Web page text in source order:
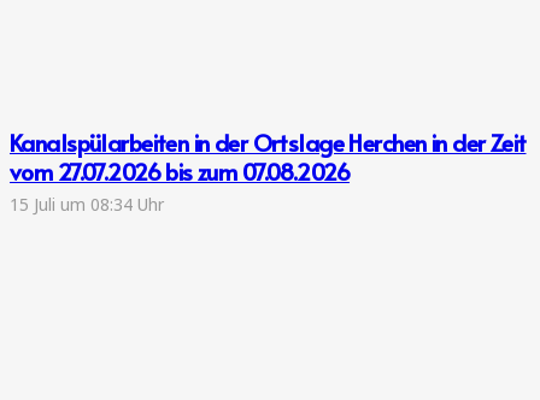
Kanalspülarbeiten in der Ortslage Herchen in der Zeit
vom 27.07.2026 bis zum 07.08.2026
15 Juli um 08:34 Uhr